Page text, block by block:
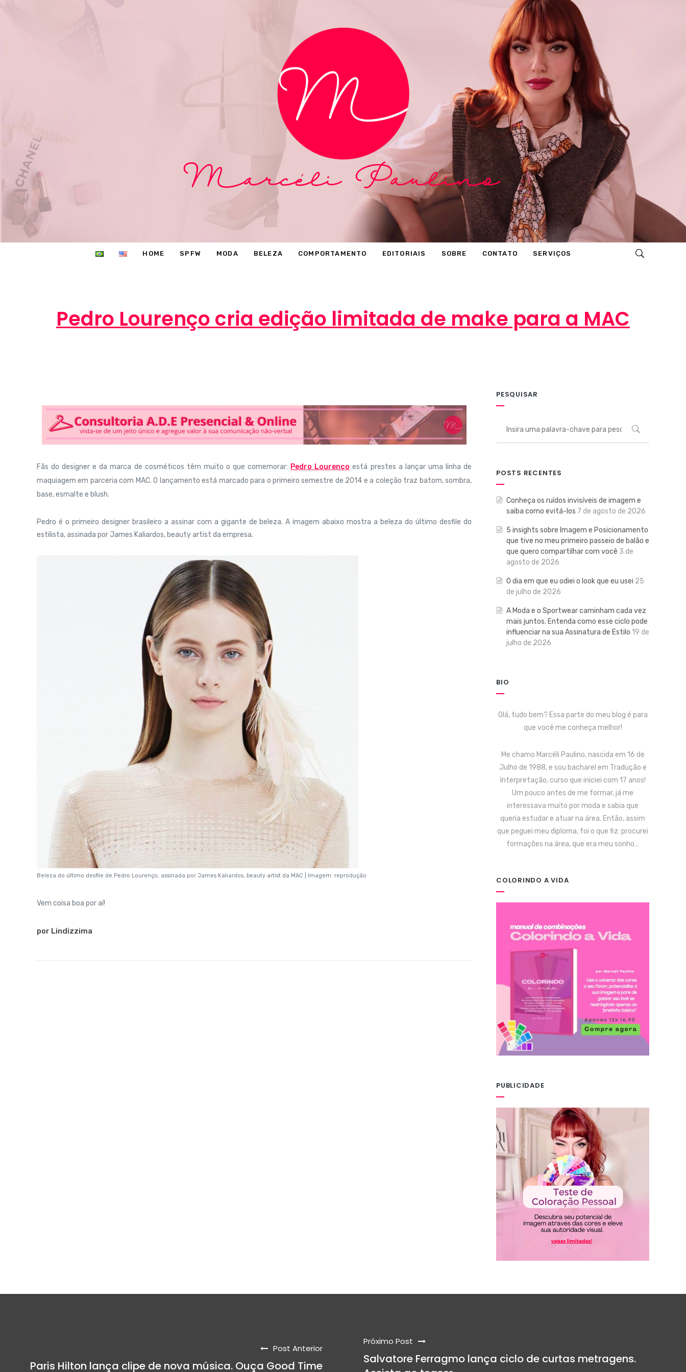
HOME SPFW MODA BELEZA COMPORTAMENTO EDITORIAIS SOBRE CONTATO SERVIÇOS
Pedro Lourenço cria edição limitada de make para a MAC
Fãs do designer e da marca de cosméticos têm muito o que comemorar: Pedro Lourenço está prestes a lançar uma linha de
maquiagem em parceria com MAC. O lançamento está marcado para o primeiro semestre de 2014 e a coleção traz batom, sombra,
base, esmalte e blush.
Pedro é o primeiro designer brasileiro a assinar com a gigante de beleza. A imagem abaixo mostra a beleza do último desfile do
estilista, assinada por James Kaliardos, beauty artist da empresa.
Beleza do último desfile de Pedro Lourenço, assinada por James Kaliardos, beauty artist da MAC | Imagem: reprodução
Vem coisa boa por aí!
por Lindizzima
PESQUISAR
POSTS RECENTES
Conheça os ruídos invisíveis de imagem e
saiba como evitá-los 7 de agosto de 2026
5 insights sobre Imagem e Posicionamento
que tive no meu primeiro passeio de balão e
que quero compartilhar com você 3 de
agosto de 2026
O dia em que eu odiei o look que eu usei 25
de julho de 2026
A Moda e o Sportwear caminham cada vez
mais juntos. Entenda como esse ciclo pode
influenciar na sua Assinatura de Estilo 19 de
julho de 2026
BIO
Olá, tudo bem? Essa parte do meu blog é para
que você me conheça melhor!
Me chamo Marcéli Paulino, nascida em 16 de
Julho de 1988, e sou bacharel em Tradução e
Interpretação, curso que iniciei com 17 anos!
Um pouco antes de me formar, já me
interessava muito por moda e sabia que
queria estudar e atuar na área. Então, assim
que peguei meu diploma, foi o que fiz: procurei
formações na área, que era meu sonho…
COLORINDO A VIDA
PUBLICIDADE
Post Anterior
Paris Hilton lança clipe de nova música. Ouça Good Time
Próximo Post
Salvatore Ferragmo lança ciclo de curtas metragens.